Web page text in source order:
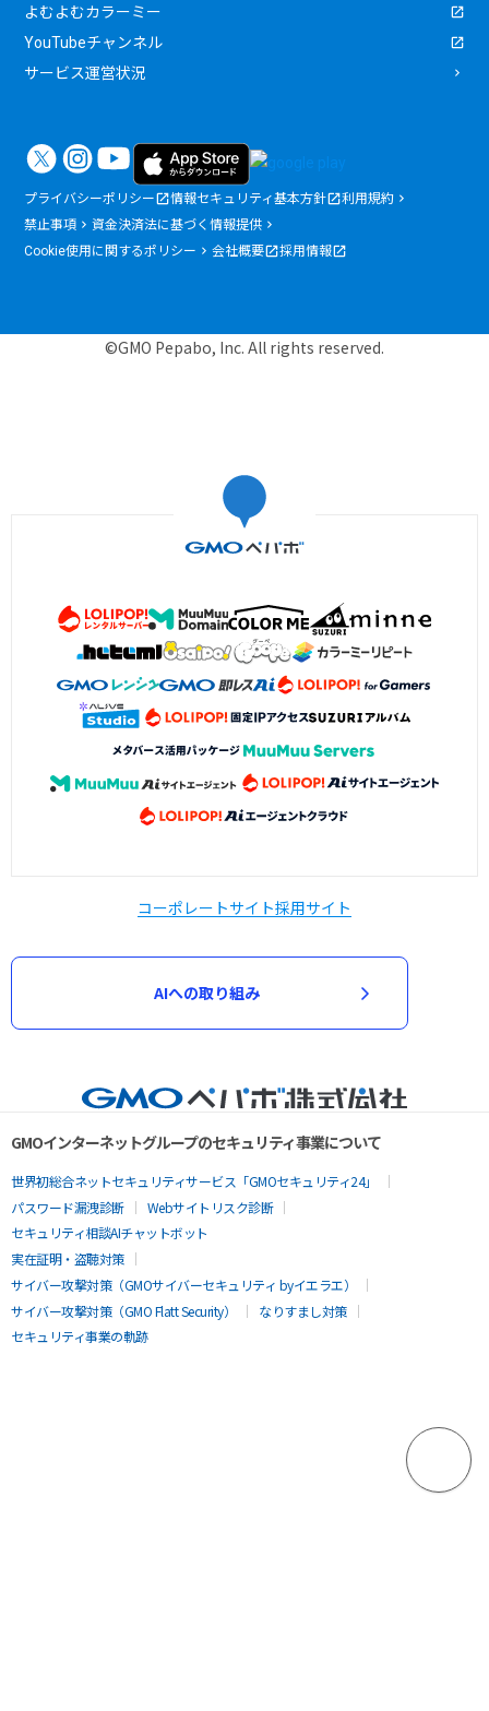
よむよむカラーミー
YouTubeチャンネル
サービス運営状況
プライバシーポリシー 情報セキュリティ基本方針
利用規約
禁止事項
資金決済法に基づく情報提供
Cookie使用に関するポリシー
会社概要 採用情報
©GMO Pepabo, Inc. All rights reserved.
コーポレートサイト採用サイト
AIへの取り組み
GMOインターネットグループのセキュリティ事業について
世界初総合ネットセキュリティサービス「GMOセキュリティ24」
パスワード漏洩診断
Webサイトリスク診断
セキュリティ相談AIチャットボット
実在証明・盗聴対策
サイバー攻撃対策（GMOサイバーセキュリティ byイエラエ）
サイバー攻撃対策（GMO Flatt Security）
なりすまし対策
セキュリティ事業の軌跡